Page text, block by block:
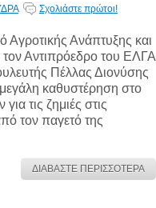
Σχολιάστε πρώτοι!
Ανάπτυξης και
Αντιπρόεδρο του ΕΛΓΑ
Πέλλας Διονύσης
καθυστέρηση στο
τις ζημιές στις
τον παγετό της
ΔΙΑΒΑΣΤΕ ΠΕΡΙΣΣΟΤΕΡΑ